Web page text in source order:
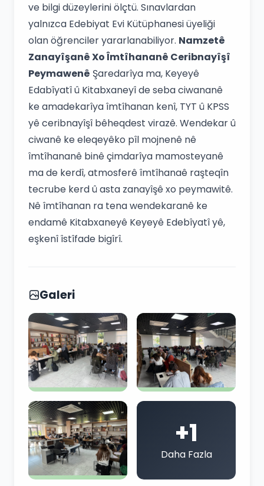
ve bilgi düzeylerini ölçtü. Sınavlardan
yalnızca Edebiyat Evi Kütüphanesi üyeliği
olan öğrenciler yararlanabiliyor. Namzetê
Zanayîşanê Xo Îmtîhananê Ceribnayîşî
Peymawenê Şaredarîya ma, Keyeyê
Edabîyatî û Kitabxaneyî de seba ciwananê
ke amadekarîya îmtîhanan kenî, TYT û KPSS
yê ceribnayîşî bêheqdest virazê. Wendekar û
ciwanê ke eleqeyêko pîl mojnenê nê
îmtîhananê binê çimdarîya mamosteyanê
ma de kerdî, atmosferê îmtîhanaê raşteqîn
tecrube kerd û asta zanayîşê xo peymawitê.
Nê îmtîhanan ra tena wendekaranê ke
endamê Kitabxaneyê Keyeyê Edebîyatî yê,
eşkenî îstîfade bigîrî.
Galeri
+1
Daha Fazla